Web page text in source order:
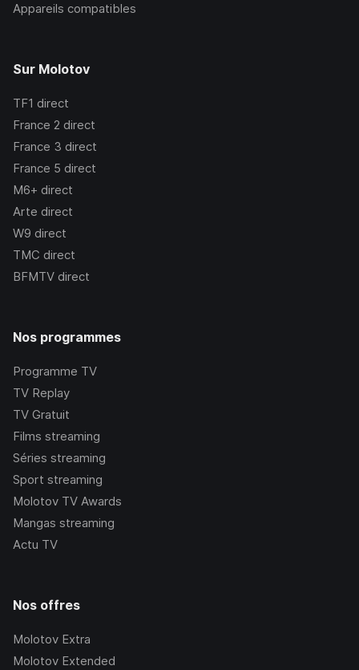
Appareils compatibles
Sur Molotov
TF1 direct
France 2 direct
France 3 direct
France 5 direct
M6+ direct
Arte direct
W9 direct
TMC direct
BFMTV direct
Nos programmes
Programme TV
TV Replay
TV Gratuit
Films streaming
Séries streaming
Sport streaming
Molotov TV Awards
Mangas streaming
Actu TV
Nos offres
Molotov Extra
Molotov Extended